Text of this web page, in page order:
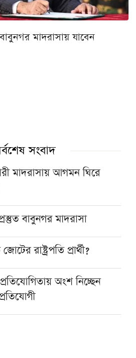
মাদরাসায় যাবেন
সংবাদ
মাদরাসায় আগমন ঘিরে
বাবুনগর মাদরাসা
রাষ্ট্রপতি প্রার্থী?
অংশ নিচ্ছেন